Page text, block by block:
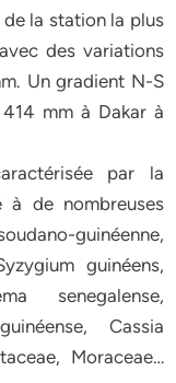
la station la plus
des variations
Un gradient N-S
mm à Dakar à
par la
à de nombreuses
guinéenne,
guinéens,
senegalense,
Cassia
Moraceae…